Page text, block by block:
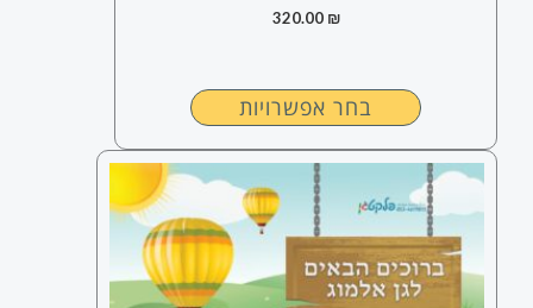
320.00 ₪
בחר אפשרויות
האפשרויות
למוצר
זה
יש
סוגים.